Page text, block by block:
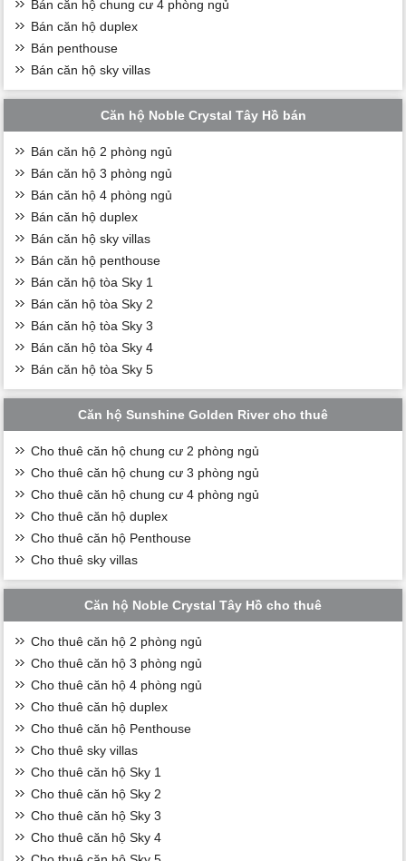
Bán căn hộ chung cư 4 phòng ngủ
Bán căn hộ duplex
Bán penthouse
Bán căn hộ sky villas
Căn hộ Noble Crystal Tây Hồ bán
Bán căn hộ 2 phòng ngủ
Bán căn hộ 3 phòng ngủ
Bán căn hộ 4 phòng ngủ
Bán căn hộ duplex
Bán căn hộ sky villas
Bán căn hộ penthouse
Bán căn hộ tòa Sky 1
Bán căn hộ tòa Sky 2
Bán căn hộ tòa Sky 3
Bán căn hộ tòa Sky 4
Bán căn hộ tòa Sky 5
Căn hộ Sunshine Golden River cho thuê
Cho thuê căn hộ chung cư 2 phòng ngủ
Cho thuê căn hộ chung cư 3 phòng ngủ
Cho thuê căn hộ chung cư 4 phòng ngủ
Cho thuê căn hộ duplex
Cho thuê căn hộ Penthouse
Cho thuê sky villas
Căn hộ Noble Crystal Tây Hồ cho thuê
Cho thuê căn hộ 2 phòng ngủ
Cho thuê căn hộ 3 phòng ngủ
Cho thuê căn hộ 4 phòng ngủ
Cho thuê căn hộ duplex
Cho thuê căn hộ Penthouse
Cho thuê sky villas
Cho thuê căn hộ Sky 1
Cho thuê căn hộ Sky 2
Cho thuê căn hộ Sky 3
Cho thuê căn hộ Sky 4